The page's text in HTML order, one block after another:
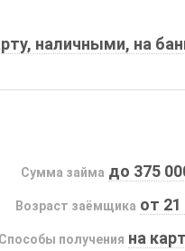
наличными, на
Сумма займа до 375
Возраст заёмщика от
Способы получения на